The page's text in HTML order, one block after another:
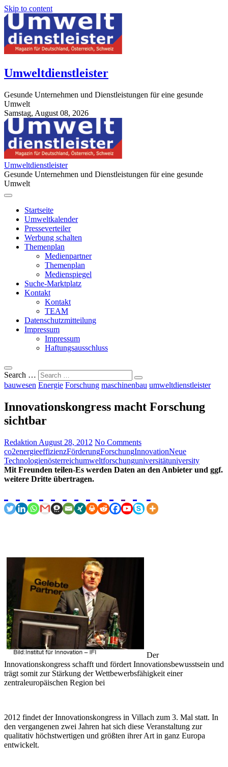
Skip to content
Umweltdienstleister
Gesunde Unternehmen und Dienstleistungen für eine gesunde
Umwelt
Samstag, August 08, 2026
StuttgartApotheke.com
Umweltdienstleister
Gesunde Unternehmen und Dienstleistungen für eine gesunde
Umwelt
Startseite
Umweltkalender
Presseverteiler
Werbung schalten
Themenplan
Medienpartner
Themenplan
Medienspiegel
Suche-Marktplatz
Kontakt
Kontakt
TEAM
Datenschutzmitteilung
Impressum
Impressum
Haftungsausschluss
Search …
bauwesen Energie Forschung maschinenbau umweltdienstleister
Innovationskongress macht Forschung
sichtbar
Redaktion August 28, 2012 No Comments
co2energieeffizienzFörderungForschungInnovationNeue
Technologienösterreichumweltforschunguniversitätuniversity
Mit Freunden teilen-Es werden Daten an den Anbieter und ggf.
weitere Dritte übertragen.
Der
Innovationskongress schafft und fördert Innovationsbewusstsein und
trägt somit zur Stärkung der Wettbewerbsfähigkeit einer
zentraleuropäischen Region bei
2012 findet der Innovationskongress in Villach zum 3. Mal statt. In
den vergangenen zwei Jahren hat sich diese Veranstaltung zur
qualitativ höchstwertigen und größten ihrer Art in ganz Europa
entwickelt.